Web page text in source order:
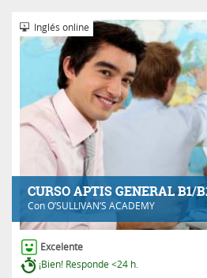
CURSO APTIS GENERAL B1/
ConO’SULLIVAN’S ACADEMY
Inglés online
Excelente
¡Bien! Responde <24 h.